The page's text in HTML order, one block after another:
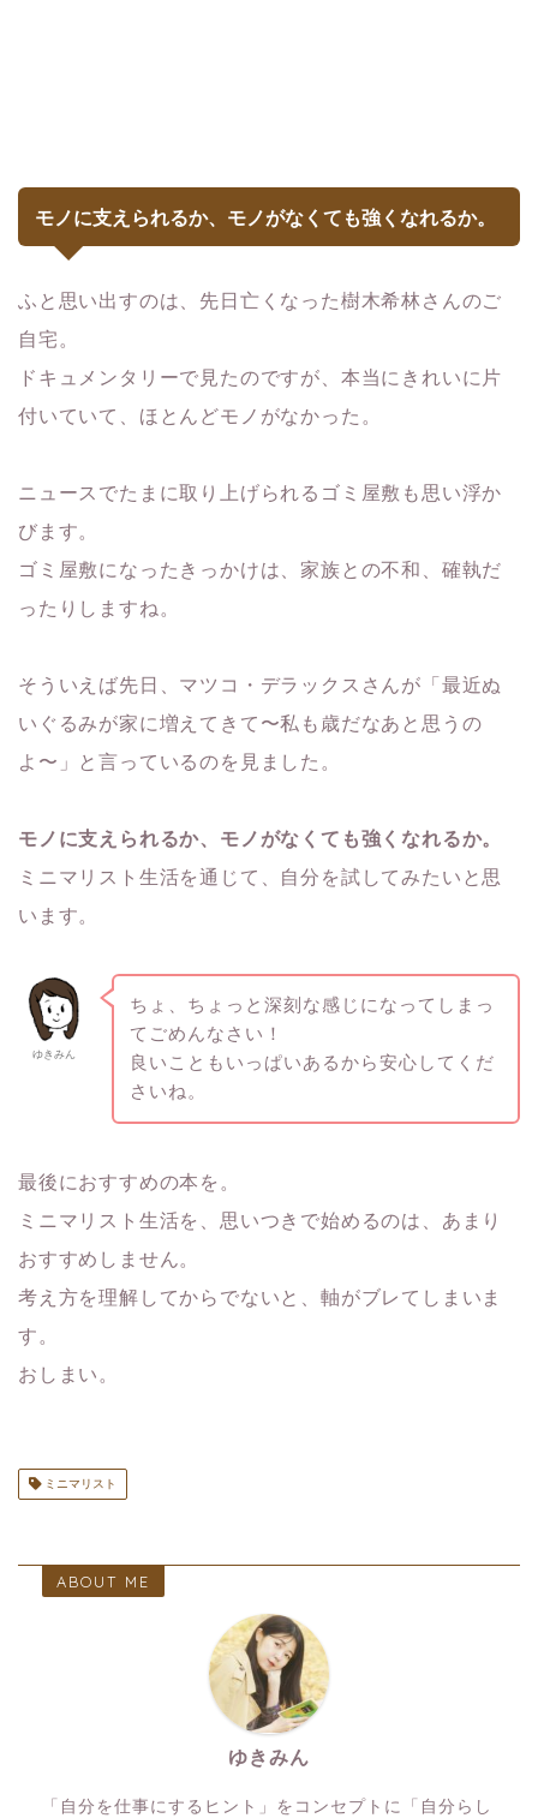
モノに支えられるか、モノがなくても強くなれるか。
ふと思い出すのは、先日亡くなった樹木希林さんのご
自宅。
ドキュメンタリーで見たのですが、本当にきれいに片
付いていて、ほとんどモノがなかった。
ニュースでたまに取り上げられるゴミ屋敷も思い浮か
びます。
ゴミ屋敷になったきっかけは、家族との不和、確執だ
ったりしますね。
そういえば先日、マツコ・デラックスさんが「最近ぬ
いぐるみが家に増えてきて〜私も歳だなあと思うの
よ〜」と言っているのを見ました。
モノに支えられるか、モノがなくても強くなれるか。
ミニマリスト生活を通じて、自分を試してみたいと思
います。
ゆきみん
ちょ、ちょっと深刻な感じになってしまっ
てごめんなさい！
良いこともいっぱいあるから安心してくだ
さいね。
最後におすすめの本を。
ミニマリスト生活を、思いつきで始めるのは、あまり
おすすめしません。
考え方を理解してからでないと、軸がブレてしまいま
す。
おしまい。
ミニマリスト
ABOUT ME
ゆきみん
「自分を仕事にするヒント」をコンセプトに「自分らし